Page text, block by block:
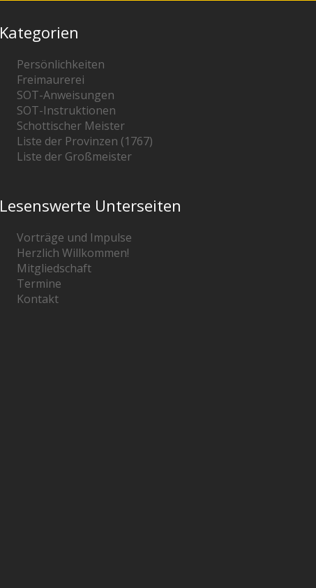
Kategorien
Persönlichkeiten
Freimaurerei
SOT-Anweisungen
SOT-Instruktionen
Schottischer Meister
Liste der Provinzen (1767)
Liste der Großmeister
Lesenswerte Unterseiten
Vorträge und Impulse
Herzlich Willkommen!
Mitgliedschaft
Termine
Kontakt